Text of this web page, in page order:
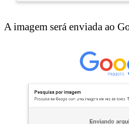
A imagem será enviada ao